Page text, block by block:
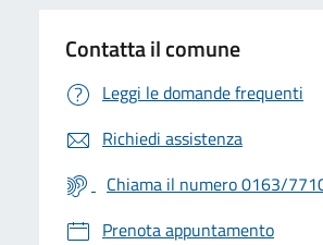
Contatta il comune
Leggi le domande frequenti
Richiedi assistenza
Chiama il numero 0163/
Prenota appuntamento